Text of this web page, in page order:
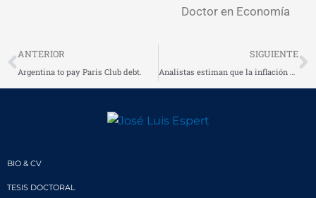
Doctor en Economía
Prev
ANTERIOR
Argentina to pay Paris Club debt.
SIGUIENTE
BIO & CV
TESIS DOCTORAL